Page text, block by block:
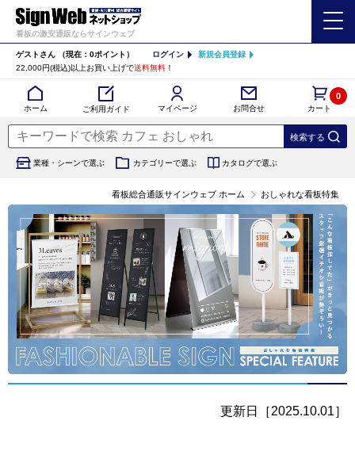
看板の激安通販ならサインウェブ
ゲストさん （現在：0ポイント） ログイン
新規会員登録
22,000円(税込)以上お買い上げで送料無料 ！
ホーム ご利用ガイド マイページ お問合せ カート
0
業種・シーンで選ぶ カテゴリーで選ぶ カタログで選ぶ
看板総合通販サインウェブ ホーム おしゃれな看板特集
おすすめのおしゃれな看板特集｜店舗・会社・カフェ・クリニックに最適
更新日［2025.10.01］